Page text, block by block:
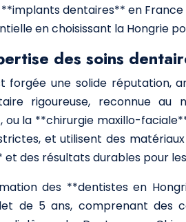
**implants dentaires** en
en choisissant la Hongrie
des soins
forgée une solide réputation,
rigoureuse, reconnue
la **chirurgie maxillo-
et utilisent des
et des résultats durables pour
des **dentistes en
de 5 ans, comprenant des